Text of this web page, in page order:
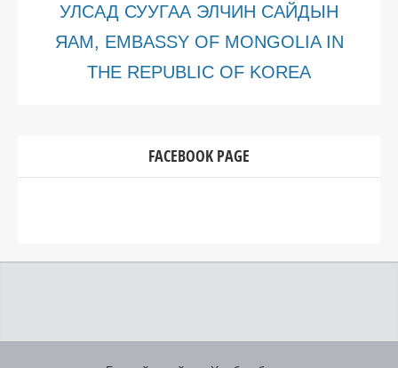
УЛСАД СУУГАА ЭЛЧИН САЙДЫН
ЯАМ, EMBASSY OF MONGOLIA IN
THE REPUBLIC OF KOREA
FACEBOOK PAGE